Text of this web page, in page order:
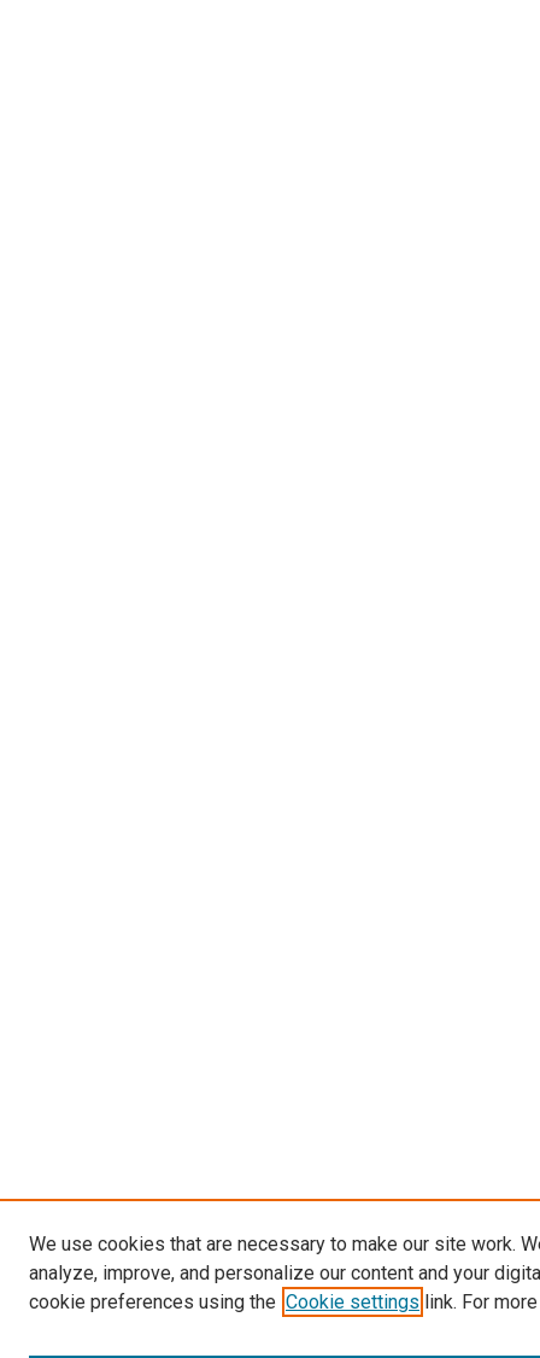
We use cookies that are necessary to make our site work.
analyze, improve, and personalize our content and your
cookie preferences using the Cookie settings link. For